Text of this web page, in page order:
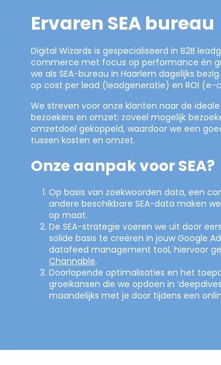
Ervaren SEA bureau
Digital Wizards is gespecialiseerd in B2B
commerce met focus op performance én
we als SEA-bureau in Haarlem dagelijks
op cost per lead (leadgeneratie) en ROI
We streven voor onze klanten naar de
bezoekers en omzet: zoveel mogelijk
omzetdoel gekoppeld, waardoor we een
tussen kosten en omzet.
Onze aanpak voor SEA?
Op basis van zoekwoorden data, een
andere beschikbare SEA-data maken
op maat.
De SEA-strategie voeren we uit door
solide basis te creëren in jouw Google
datafeed management tool, hiervoor
Channable.
Doorlopende optimalisaties en het
groeikansen die we opdoen in
maandelijks met je door tijdens een